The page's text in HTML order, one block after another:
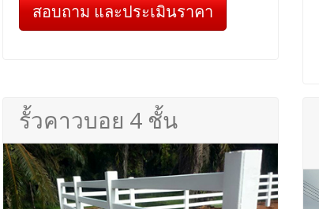
สอบถาม และประเมินราคา
รั้วคาวบอย 4 ชั้น